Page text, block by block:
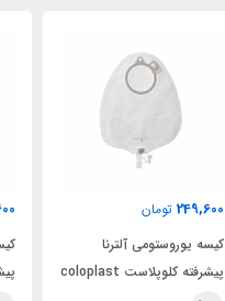
249,600 تومان
کیسه یوروستومی آلترنا
پیشرفته کلوپلاست coloplast